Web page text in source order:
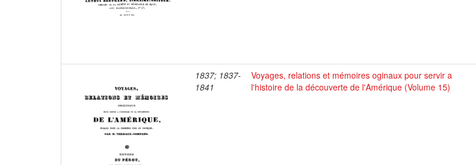
1837; 1837-
1841
Voyages, relations et mémoires oginaux pour servir a
l'histoire de la découverte de l'Amérique (Volume 15)